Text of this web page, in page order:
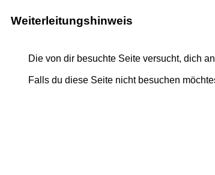
Weiterleitungshinweis
Die von dir besuchte Seite versucht, dich an
Falls du diese Seite nicht besuchen